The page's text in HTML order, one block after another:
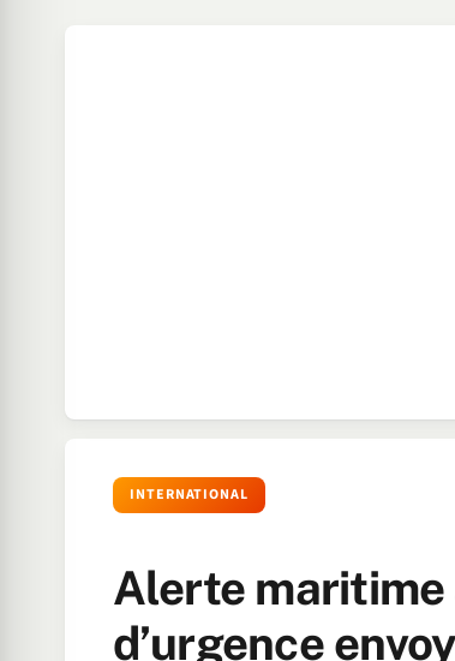
INTERNATIONAL
Alerte maritime
d’urgence